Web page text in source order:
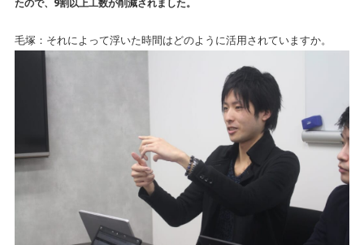
毛塚：それによって浮いた時間はどのように活用されていますか。